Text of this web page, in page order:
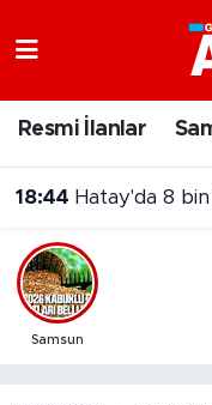
Resmi İlanlar
18:44 Hatay'da 8
Samsun
Samsun
Trafik Durumu
Süper Lig